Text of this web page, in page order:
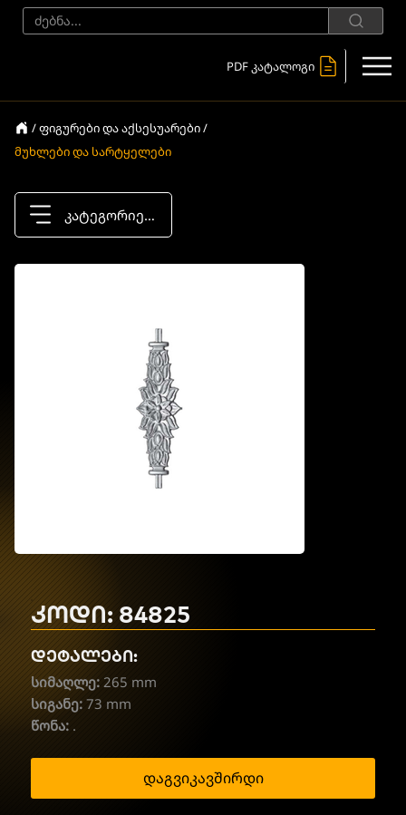
PDF კატალოგი
/ ფიგურები და აქსესუარები /
მუხლები და სარტყელები
კატეგორიები
კოდი: 84825
დეტალები:
სიმაღლე: 265 mm
სიგანე: 73 mm
წონა: .
დაგვიკავშირდი